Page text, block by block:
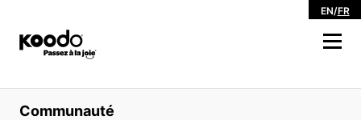
EN/FR
Magasiner
Communauté